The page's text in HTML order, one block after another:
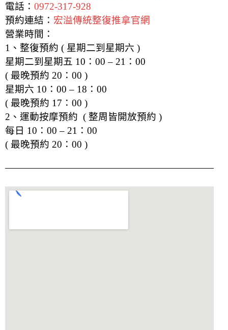
電話： 0972-317-928
預約連結： 宏溢傳統整復推拿官網
營業時間：
1、整復預約 ( 星期二到星期六 )
星期二到星期五 10：00 – 21：00
( 最晚預約 20：00 )
星期六 10：00 – 18：00
( 最晚預約 17：00 )
2、運動按摩預約 ( 整周皆開放預約 )
每日 10：00 – 21：00
( 最晚預約 20：00 )